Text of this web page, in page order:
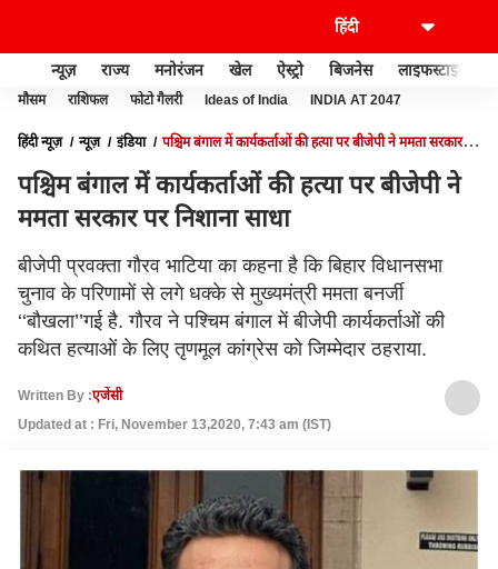
न्यूज़ राज्य मनोरंजन खेल ऐस्ट्रो बिजनेस लाइफस्टाइल
मौसम राशिफल फोटो गैलरी Ideas of India INDIA AT 2047
हिंदी न्यूज़ न्यूज़ इंडिया
पश्चिम बंगाल में कार्यकर्ताओं की हत्या पर बीजेपी ने ममता सरकार पर
पश्चिम बंगाल में कार्यकर्ताओं की हत्या पर बीजेपी ने
ममता सरकार पर निशाना साधा
बीजेपी प्रवक्ता गौरव भाटिया का कहना है कि बिहार विधानसभा
चुनाव के परिणामों से लगे धक्के से मुख्यमंत्री ममता बनर्जी
‘‘बौखला’’गई है. गौरव ने पश्चिम बंगाल में बीजेपी कार्यकर्ताओं की
कथित हत्याओं के लिए तृणमूल कांग्रेस को जिम्मेदार ठहराया.
Written By :एजेंसी
Updated at : Fri, November 13,2020, 7:43 am (IST)